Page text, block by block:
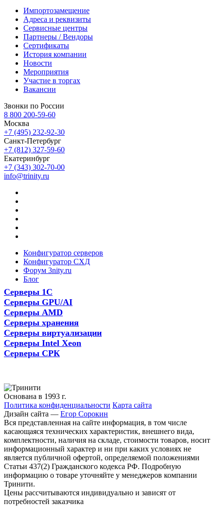
Импортозамещение
Адреса и реквизиты
Сервисные центры
Партнеры / Вендоры
Сертификаты
История компании
Новости
Мероприятия
Участие в торгах
Вакансии
Звонки по России
8 800 200-59-60
Москва
+7 (495) 232-92-30
Санкт-Петербург
+7 (812) 327-59-60
Екатеринбург
+7 (343) 302-70-00
info@trinity.ru
Конфигуратор серверов
Конфигуратор СХД
Форум 3nity.ru
Блог
Серверы 1С
Серверы GPU/AI
Серверы AMD
Серверы хранения
Серверы виртуализации
Серверы Intel Xeon
Серверы СРК
Основана в 1993 г.
Политика конфиденциальности Карта сайта
Дизайн сайта — Егор Сорокин
Вся представленная на сайте информация, в том числе
касающаяся технических характеристик, внешнего вида,
комплектности, наличия на складе, стоимости товаров, носит
информационный характер и ни при каких условиях не
является публичной офертой, определяемой положениями
Статьи 437(2) Гражданского кодекса РФ. Подробную
информацию о товаре уточняйте у менеджеров компании
Тринити.
Цены рассчитываются индивидуально и зависят от
потребностей заказчика